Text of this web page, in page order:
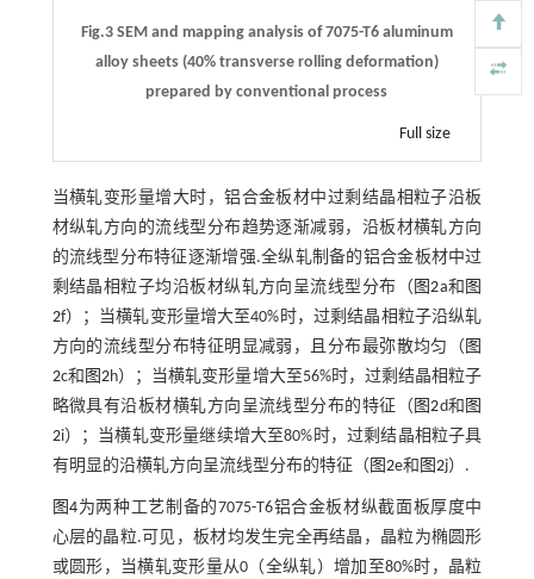
Fig.3 SEM and mapping analysis of 7075-T6 aluminum
alloy sheets (40% transverse rolling deformation)
prepared by conventional process
Full size
当横轧变形量增大时，铝合金板材中过剩结晶相粒子沿板
材纵轧方向的流线型分布趋势逐渐减弱，沿板材横轧方向
的流线型分布特征逐渐增强.全纵轧制备的铝合金板材中过
剩结晶相粒子均沿板材纵轧方向呈流线型分布（ 图2a和 图
2f）；当横轧变形量增大至40%时，过剩结晶相粒子沿纵轧
方向的流线型分布特征明显减弱，且分布最弥散均匀（ 图
2c和 图2h）；当横轧变形量增大至56%时，过剩结晶相粒子
略微具有沿板材横轧方向呈流线型分布的特征（ 图2d和 图
2i）；当横轧变形量继续增大至80%时，过剩结晶相粒子具
有明显的沿横轧方向呈流线型分布的特征（ 图2e和 图2j）.
图4为两种工艺制备的7075-T6铝合金板材纵截面板厚度中
心层的晶粒.可见，板材均发生完全再结晶，晶粒为椭圆形
或圆形，当横轧变形量从0（全纵轧）增加至80%时，晶粒